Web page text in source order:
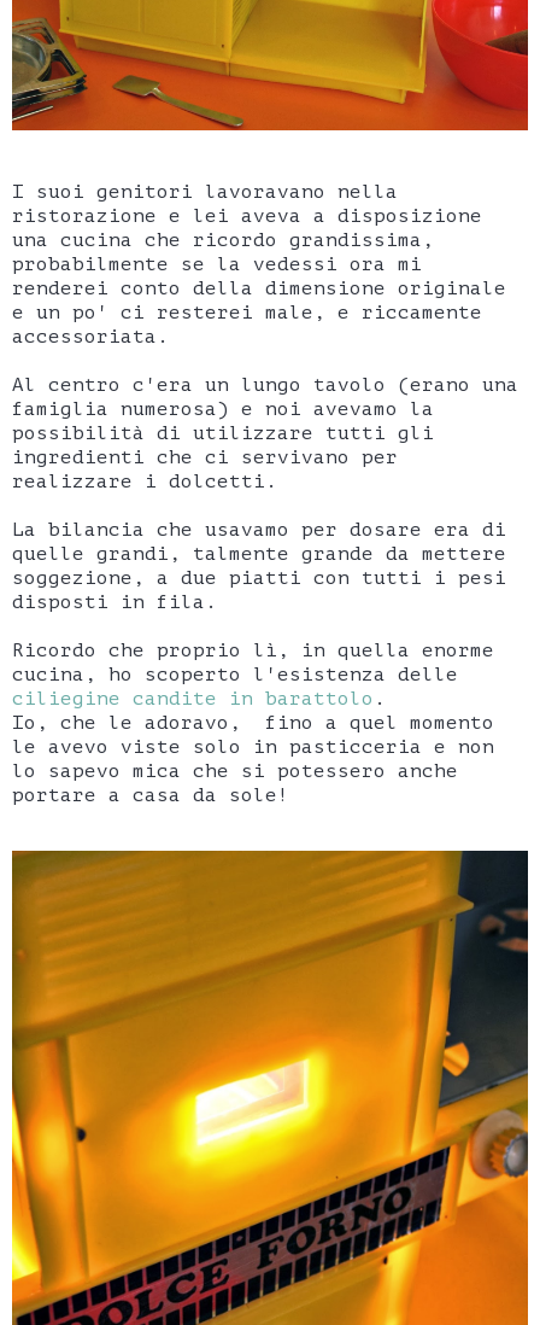
I suoi genitori lavoravano nella
ristorazione e lei aveva a disposizione
una cucina che ricordo grandissima,
probabilmente se la vedessi ora mi
renderei conto della dimensione originale
e un po' ci resterei male, e riccamente
accessoriata.
Al centro c'era un lungo tavolo (erano una
famiglia numerosa) e noi avevamo la
possibilità di utilizzare tutti gli
ingredienti che ci servivano per
realizzare i dolcetti.
La bilancia che usavamo per dosare era di
quelle grandi, talmente grande da mettere
soggezione, a due piatti con tutti i pesi
disposti in fila.
Ricordo che proprio lì, in quella enorme
cucina, ho scoperto l'esistenza delle
ciliegine candite in barattolo .
Io, che le adoravo, fino a quel momento
le avevo viste solo in pasticceria e non
lo sapevo mica che si potessero anche
portare a casa da sole!